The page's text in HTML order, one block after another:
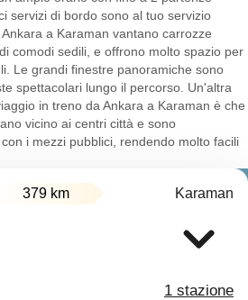
servizi di bordo sono al tuo servizio
a Karaman vantano carrozze
comodi sedili, e offrono molto spazio per
Le grandi finestre panoramiche sono
spettacolari lungo il percorso. Un'altra
in treno da Ankara a Karaman è che
vicino ai centri città e sono
i mezzi pubblici, rendendo molto facili
379 km Karaman
1 stazione